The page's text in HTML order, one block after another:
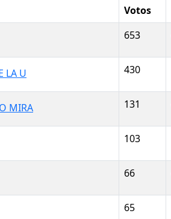
Votos
653
LA U 430
MIRA 131
103
66
65